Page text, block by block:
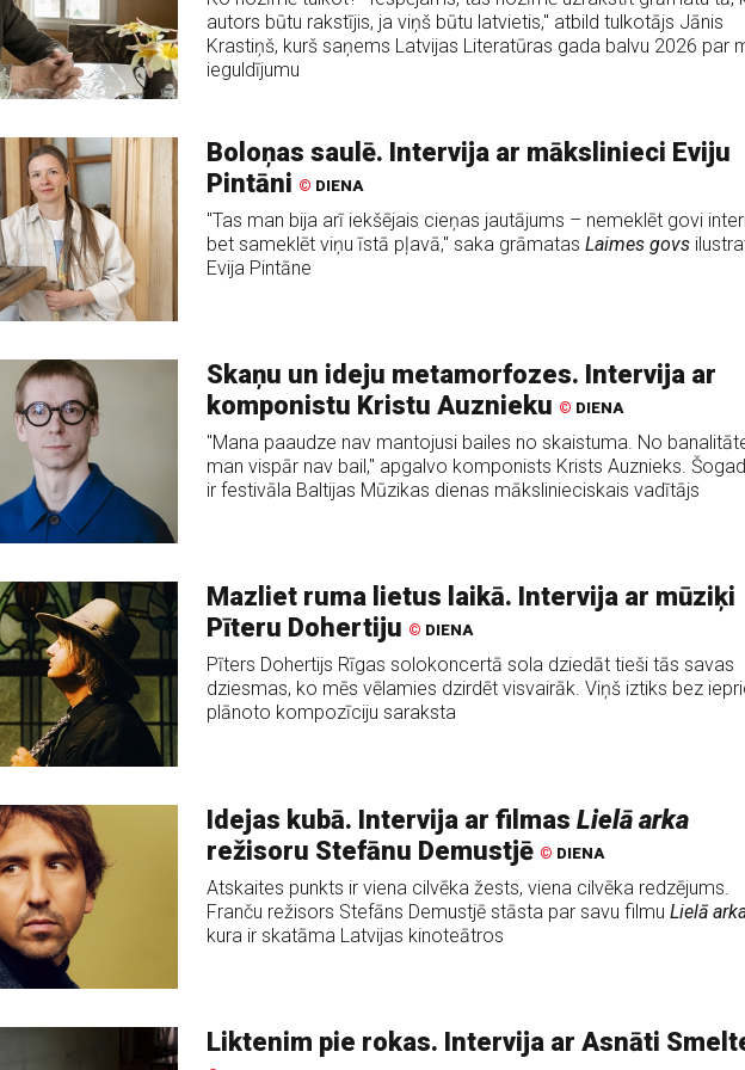
autors būtu rakstījis, ja viņš būtu latvietis," atbild tulkotājs Jānis
Krastiņš, kurš saņems Latvijas Literatūras gada balvu 2026 par
ieguldījumu
Boloņas saulē. Intervija ar mākslinieci Eviju
Pintāni © DIENA
"Tas man bija arī iekšējais cieņas jautājums – nemeklēt govi
bet sameklēt viņu īstā pļavā," saka grāmatas Laimes govs
Evija Pintāne
Skaņu un ideju metamorfozes. Intervija ar
komponistu Kristu Auznieku © DIENA
"Mana paaudze nav mantojusi bailes no skaistuma. No
man vispār nav bail," apgalvo komponists Krists Auznieks.
ir festivāla Baltijas Mūzikas dienas mākslinieciskais vadītājs
Mazliet ruma lietus laikā. Intervija ar mūziķi
Pīteru Dohertiju © DIENA
Pīters Dohertijs Rīgas solokoncertā sola dziedāt tieši tās savas
dziesmas, ko mēs vēlamies dzirdēt visvairāk. Viņš iztiks bez
plānoto kompozīciju saraksta
Idejas kubā. Intervija ar filmas Lielā arka
režisoru Stefānu Demustjē © DIENA
Atskaites punkts ir viena cilvēka žests, viena cilvēka redzējums.
Franču režisors Stefāns Demustjē stāsta par savu filmu Lielā
kura ir skatāma Latvijas kinoteātros
Liktenim pie rokas. Intervija ar Asnāti